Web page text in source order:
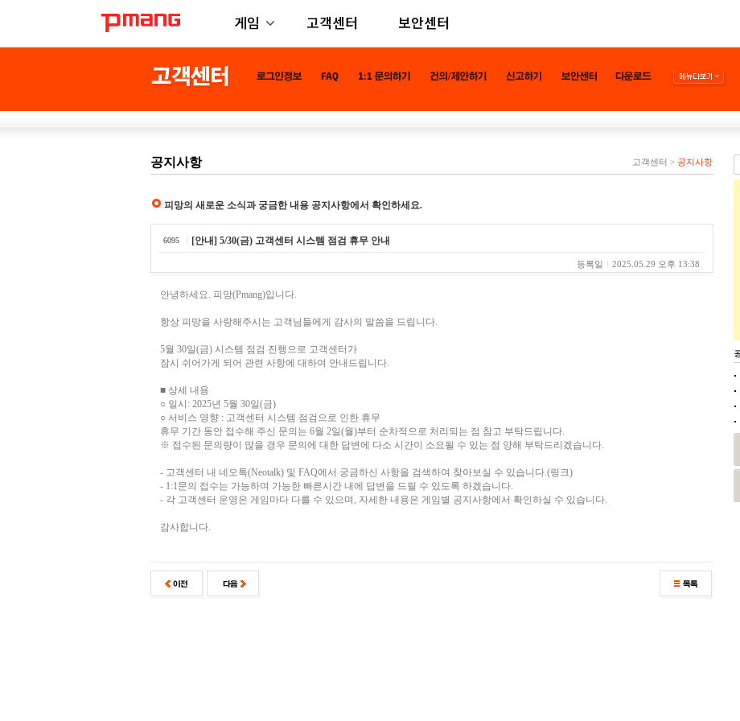
게임 고객센터 보안센터
공지사항 고객센터 > 공지사항
피망의 새로운 소식과 궁금한 내용 공지사항에서 확인하세요.
6095 [안내] 5/30(금) 고객센터 시스템 점검 휴무 안내
등록일 2025.05.29 오후 13:38
안녕하세요. 피망(Pmang)입니다.
항상 피망을 사랑해주시는 고객님들에게 감사의 말씀을 드립니다.
5월 30일(금) 시스템 점검 진행으로 고객센터가
잠시 쉬어가게 되어 관련 사항에 대하여 안내드립니다.
■ 상세 내용
○ 일시: 2025년 5월 30일(금)
○ 서비스 영향 : 고객센터 시스템 점검으로 인한 휴무
휴무 기간 동안 접수해 주신 문의는 6월 2일(월)부터 순차적으로 처리되는 점 참고 부탁드립니다.
※ 접수된 문의량이 많을 경우 문의에 대한 답변에 다소 시간이 소요될 수 있는 점 양해 부탁드리겠습니다.
- 고객센터 내 네오톡(Neotalk) 및 FAQ에서 궁금하신 사항을 검색하여 찾아보실 수 있습니다.(링크)
- 1:1문의 접수는 가능하며 가능한 빠른시간 내에 답변을 드릴 수 있도록 하겠습니다.
- 각 고객센터 운영은 게임마다 다를 수 있으며, 자세한 내용은 게임별 공지사항에서 확인하실 수 있습니다.
감사합니다.